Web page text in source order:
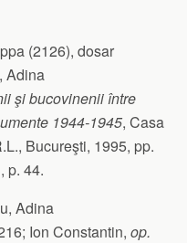
(2126), dosar
Adina
şi bucovinenii între
1944-1945, Casa
Bucureşti, 1995, pp.
, p. 44.
Adina
Ion Constantin, op.